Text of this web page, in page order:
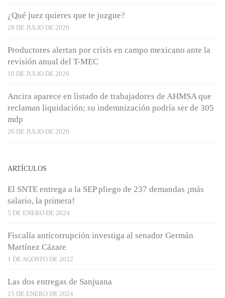
¿Qué juez quieres que te juzgue?
28 DE JULIO DE 2026
Productores alertan por crisis en campo mexicano ante la
revisión anual del T-MEC
10 DE JULIO DE 2026
Ancira aparece en listado de trabajadores de AHMSA que
reclaman liquidación; su indemnización podría ser de 305
mdp
26 DE JULIO DE 2026
ARTÍCULOS
El SNTE entrega a la SEP pliego de 237 demandas ¡más
salario, la primera!
5 DE ENERO DE 2024
Fiscalía anticorrupción investiga al senador Germán
Martínez Cázare
1 DE AGOSTO DE 2022
Las dos entregas de Sanjuana
15 DE ENERO DE 2024